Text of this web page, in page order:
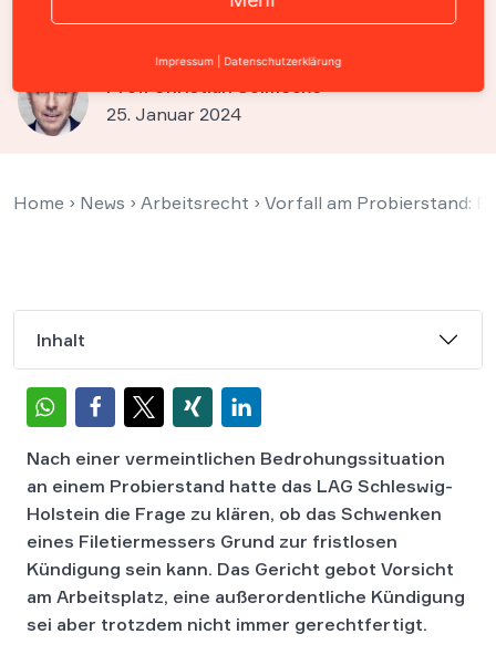
Kündigungsgrund?
Prof. Christian Solmecke
25. Januar 2024
Home › News › Arbeitsrecht › Vorfall am Probierstand:
Inhalt
Nach einer vermeintlichen Bedrohungssituation
an einem Probierstand hatte das LAG Schleswig-
Holstein die Frage zu klären, ob das Schwenken
eines Filetiermessers Grund zur fristlosen
Kündigung sein kann. Das Gericht gebot Vorsicht
am Arbeitsplatz, eine außerordentliche Kündigung
sei aber trotzdem nicht immer gerechtfertigt.
Impressum Datenschutzerklärung